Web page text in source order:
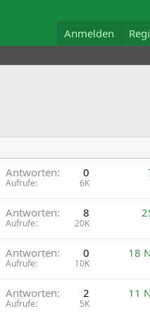
Anmelden
Antworten 0
Aufrufe 6K
Antworten 8
Aufrufe 20K
Antworten 0
Aufrufe 10K
18
Antworten 2
Aufrufe 5K
11